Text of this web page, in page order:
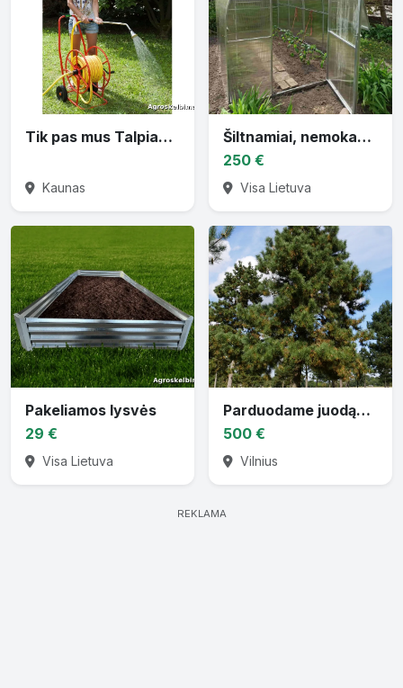
Tik pas mus Talpiausios ritės vandens žarnai
Kaunas
Šiltnamiai, nemokamai pristatom
250 €
Visa Lietuva
Pakeliamos lysvės
29 €
Visa Lietuva
Parduodame juodąsias pušis
500 €
Vilnius
REKLAMA